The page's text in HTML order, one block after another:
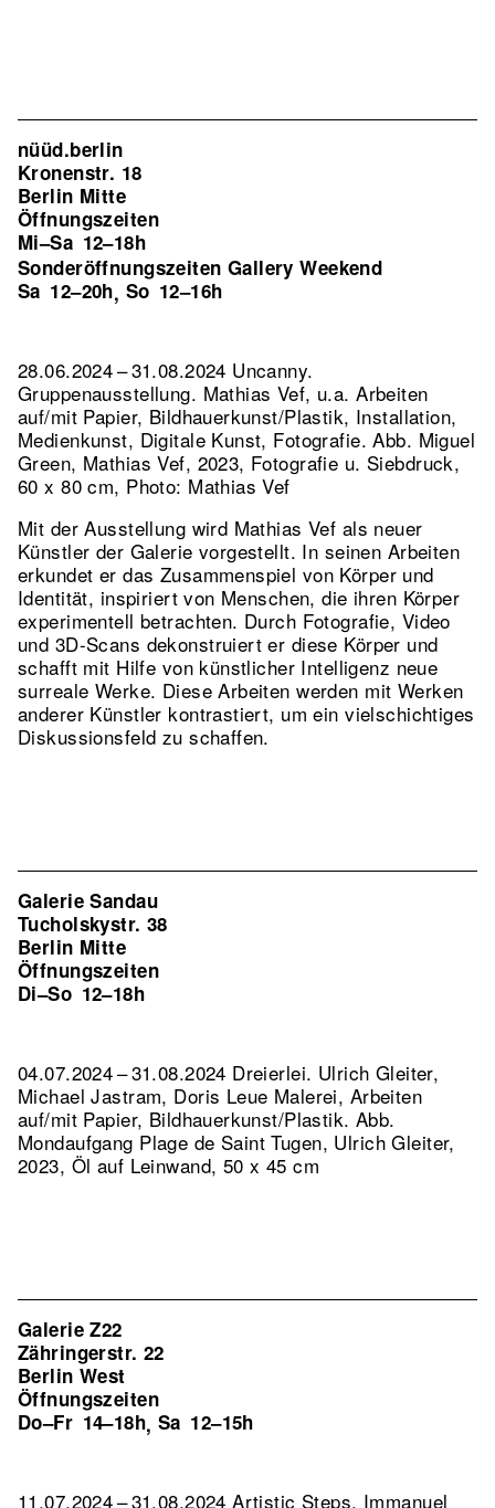
nüüd.berlin
Kronenstr. 18
Berlin Mitte
Öffnungszeiten
Mi–Sa 12–18h
Sonderöffnungszeiten Gallery Weekend
Sa 12–20h, So 12–16h
28.06.2024 – 31.08.2024 Uncanny.
Gruppenausstellung. Mathias Vef, u.a. Arbeiten
auf/mit Papier, Bildhauerkunst/Plastik, Installation,
Medienkunst, Digitale Kunst, Fotografie.Abb. Miguel
Green, Mathias Vef, 2023, Fotografie u. Siebdruck,
60 x 80 cm, Photo: Mathias Vef
Mit der Ausstellung wird Mathias Vef als neuer
Künstler der Galerie vorgestellt. In seinen Arbeiten
erkundet er das Zusammenspiel von Körper und
Identität, inspiriert von Menschen, die ihren Körper
experimentell betrachten. Durch Fotografie, Video
und 3D-Scans dekonstruiert er diese Körper und
schafft mit Hilfe von künstlicher Intelligenz neue
surreale Werke. Diese Arbeiten werden mit Werken
anderer Künstler kontrastiert, um ein vielschichtiges
Diskussionsfeld zu schaffen.
Galerie Sandau
Tucholskystr. 38
Berlin Mitte
Öffnungszeiten
Di–So 12–18h
04.07.2024 – 31.08.2024 Dreierlei. Ulrich Gleiter,
Michael Jastram, Doris Leue Malerei, Arbeiten
auf/mit Papier, Bildhauerkunst/Plastik. Abb.
Mondaufgang Plage de Saint Tugen, Ulrich Gleiter,
2023, Öl auf Leinwand, 50 x 45 cm
Galerie Z22
Zähringerstr. 22
Berlin West
Öffnungszeiten
Do–Fr 14–18h, Sa 12–15h
11.07.2024 – 31.08.2024 Artistic Steps. Immanuel